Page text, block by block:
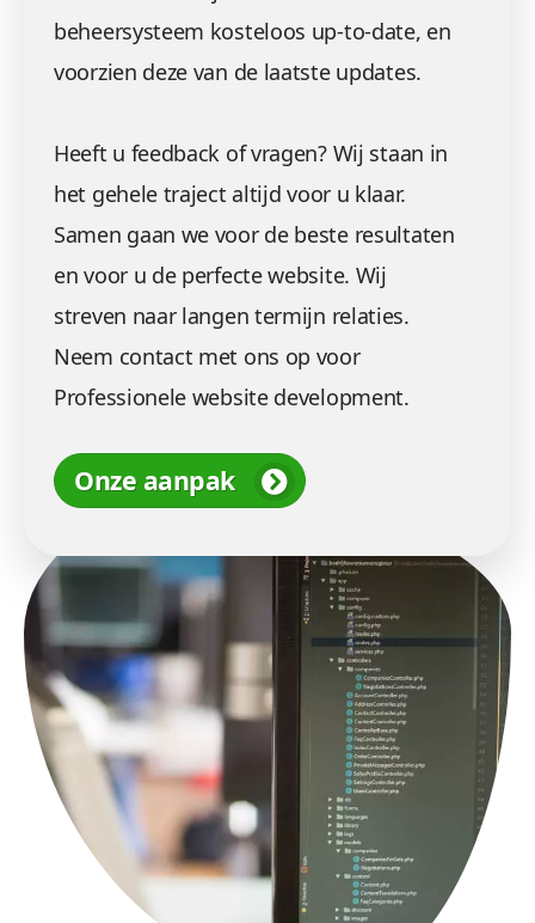
beheersysteem kosteloos up-to-date, en
voorzien deze van de laatste updates.
Heeft u feedback of vragen? Wij staan in
het gehele traject altijd voor u klaar.
Samen gaan we voor de beste resultaten
en voor u de perfecte website. Wij
streven naar langen termijn relaties.
Neem contact met ons op voor
Professionele website development.
Onze aanpak